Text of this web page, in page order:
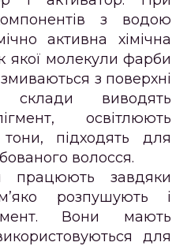
з водою
активна хімічна
якої молекули фарби
з поверхні
склади виводять
освітлюють
підходять для
волосся.
працюють завдяки
розпушують і
Вони мають
для